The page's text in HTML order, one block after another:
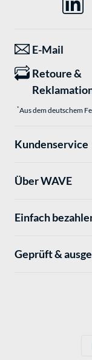
E-Mail
Retoure &
*Aus dem deutschem
Kundenservice
Über WAVE
Einfach
Geprüft &